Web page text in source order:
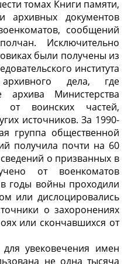
томах Книги памяти,
архивных документов
сообщений
Исключительно
были получены из
института
дела, где
архива Министерства
от воинских частей,
источников. За 1990-
группа общественной
получила почти на 60
о призванных в
от военкоматов
годы войны проходили
или дислоцировались
о захоронениях
или скончавшихся от
увековечения имен
не одна тысяча